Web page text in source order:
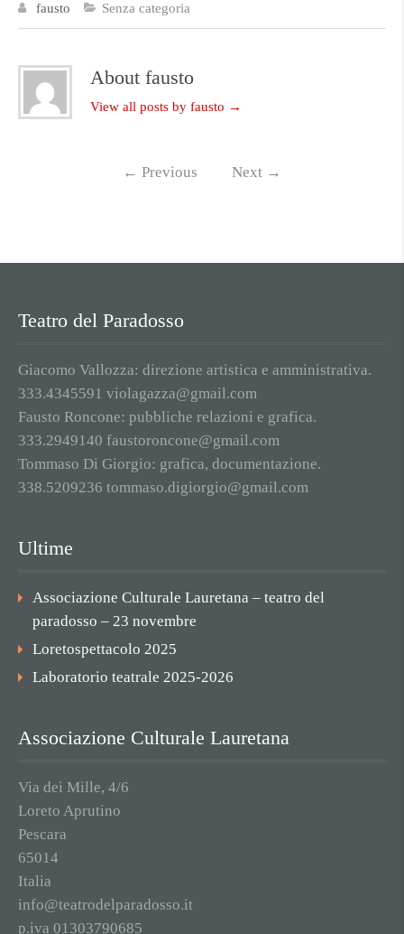
fausto Senza categoria
About fausto
View all posts by fausto →
← Previous Next →
Teatro del Paradosso
Giacomo Vallozza: direzione artistica e amministrativa.
333.4345591 violagazza@gmail.com
Fausto Roncone: pubbliche relazioni e grafica.
333.2949140 faustoroncone@gmail.com
Tommaso Di Giorgio: grafica, documentazione.
338.5209236 tommaso.digiorgio@gmail.com
Ultime
Associazione Culturale Lauretana – teatro del
paradosso – 23 novembre
Loretospettacolo 2025
Laboratorio teatrale 2025-2026
Associazione Culturale Lauretana
Via dei Mille, 4/6
Loreto Aprutino
Pescara
65014
Italia
info@teatrodelparadosso.it
p.iva 01303790685